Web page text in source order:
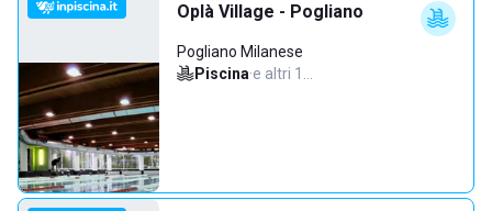
Oplà Village - Pogliano
Pogliano Milanese
Piscina·e altri 1…